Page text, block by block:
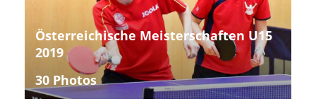
Österreichische Meisterschaften U15
2019
30 Photos